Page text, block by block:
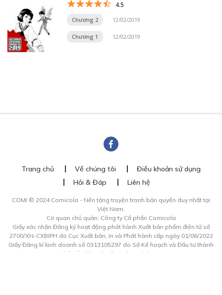
4.5
Chương 2 12/02/2019
Chương 1 12/02/2019
Trang chủ Về chúng tôi
Điều khoản sử dụng
Hỏi & Đáp
Liên hệ
COMI © 2024 Comicola - Nền tảng truyện tranh bản quyền duy nhất tại
Việt Nam.
Cơ quan chủ quản: Công ty Cổ phần Comicola
Giấy xác nhận Đăng ký hoạt động phát hành Xuất bản phẩm điện tử số
2700/XN-CXBIPH do Cục Xuất bản, In và Phát hành cấp ngày 01/06/2022
Giấy Đăng kí kinh doanh số 0313105297 do Sở Kế hoạch và Đầu tư thành
phố Hồ Chí Minh cấp ngày 21/1/2015